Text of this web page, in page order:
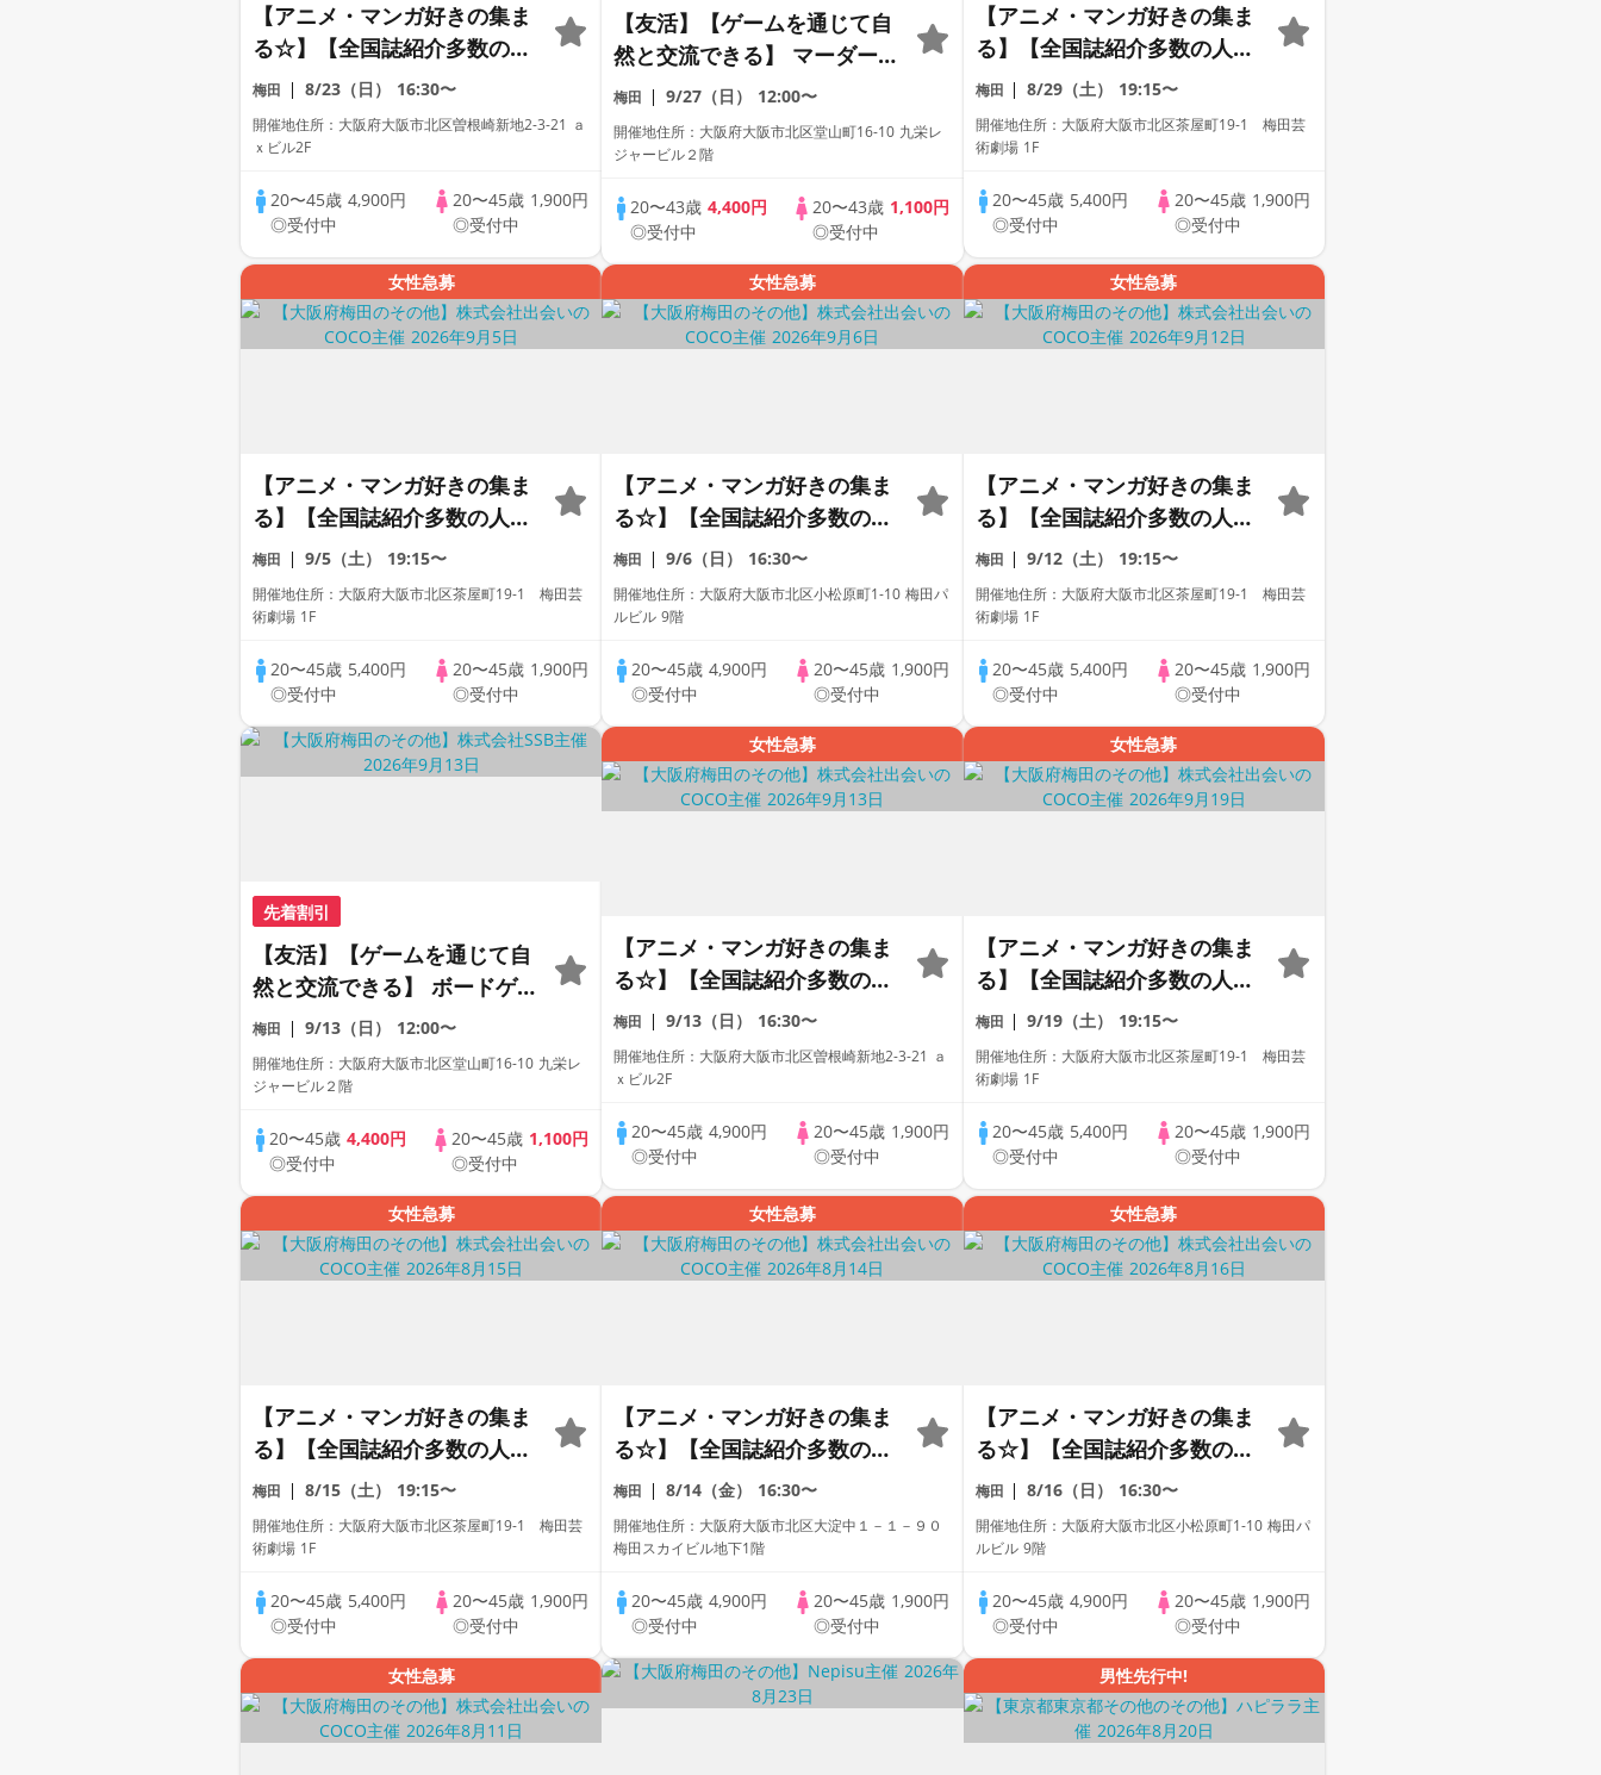
【アニメ・マンガ好きの集ま
る☆】【全国誌紹介多数の人
気街コン☆】【お一人様参加
多数】【友達作り大歓迎】
【新築ダイニング】【本格ド
代で盛り上る♪】【LINE交換
自由・席替え有】
梅田 8/23（日） 16:30〜
開催地住所：大阪府大阪市北区曽根崎新地2-3-21 ａ
ｘビル2F
20〜45歳 4,900円
◎受付中
20〜45歳 1,900円
◎受付中
【友活】【ゲームを通じて自
然と交流できる】 マーダーミ
ステリーとボードゲーム
会 〜開催実績10年の運営会
社が開催〜
梅田 9/27（日） 12:00〜
開催地住所：大阪府大阪市北区堂山町16-10 九栄レ
ジャービル２階
20〜43歳4,400円
◎受付中
20〜43歳 1,100円
◎受付中
【アニメ・マンガ好きの集ま
る】【全国誌紹介多数の人気
街コン】【お一人様参加多
数】【友達作り大歓迎】【占
いの館♪出張占いあり】【芸
製焼き立てパン】【LINE交換
自由・席替え有】
梅田 8/29（土） 19:15〜
開催地住所：大阪府大阪市北区茶屋町19-1 梅田芸
術劇場 1F
20〜45歳 5,400円
◎受付中
20〜45歳 1,900円
◎受付中
女性急募
【アニメ・マンガ好きの集ま
る】【全国誌紹介多数の人気
街コン】【お一人様参加多
数】【友達作り大歓迎】【占
いの館♪出張占いあり】【芸
製焼き立てパン】【LINE交換
自由・席替え有】
梅田 9/5（土） 19:15〜
開催地住所：大阪府大阪市北区茶屋町19-1 梅田芸
術劇場 1F
20〜45歳 5,400円
◎受付中
20〜45歳 1,900円
◎受付中
女性急募
【アニメ・マンガ好きの集ま
る☆】【全国誌紹介多数の人
気街コン】【お一人様参加多
数】【友達作り大歓迎】【新
築ダイニング☆】【本格ドリ
で盛り上る♪】【LINE交換自
由・席替え有】
梅田 9/6（日） 16:30〜
開催地住所：大阪府大阪市北区小松原町1-10 梅田パ
ルビル 9階
20〜45歳 4,900円
◎受付中
20〜45歳 1,900円
◎受付中
女性急募
【アニメ・マンガ好きの集ま
る】【全国誌紹介多数の人気
街コン】【お一人様参加多
数】【友達作り大歓迎】【占
いの館♪出張占いあり】【芸
製焼き立てパン】【LINE交換
自由・席替え有】
梅田 9/12（土） 19:15〜
開催地住所：大阪府大阪市北区茶屋町19-1 梅田芸
術劇場 1F
20〜45歳 5,400円
◎受付中
20〜45歳 1,900円
◎受付中
先着割引
【友活】【ゲームを通じて自
然と交流できる】 ボードゲー
ム会 〜開催実績10年の運営
会社が開催〜
梅田 9/13（日） 12:00〜
開催地住所：大阪府大阪市北区堂山町16-10 九栄レ
ジャービル２階
20〜45歳4,400円
◎受付中
20〜45歳 1,100円
◎受付中
女性急募
【アニメ・マンガ好きの集ま
る☆】【全国誌紹介多数の人
気街コン☆】【お一人様参加
多数】【友達作り大歓迎】
【新築ダイニング】【本格ド
代で盛り上る♪】【LINE交換
自由・席替え有】
梅田 9/13（日） 16:30〜
開催地住所：大阪府大阪市北区曽根崎新地2-3-21 ａ
ｘビル2F
20〜45歳 4,900円
◎受付中
20〜45歳 1,900円
◎受付中
女性急募
【アニメ・マンガ好きの集ま
る】【全国誌紹介多数の人気
街コン】【お一人様参加多
数】【友達作り大歓迎】【占
いの館♪出張占いあり】【芸
製焼き立てパン】【LINE交換
自由・席替え有】
梅田 9/19（土） 19:15〜
開催地住所：大阪府大阪市北区茶屋町19-1 梅田芸
術劇場 1F
20〜45歳 5,400円
◎受付中
20〜45歳 1,900円
◎受付中
女性急募
【アニメ・マンガ好きの集ま
る】【全国誌紹介多数の人気
街コン】【お一人様参加多
数】【友達作り大歓迎】【占
いの館♪出張占いあり】【芸
製焼き立てパン】【LINE交換
自由・席替え有】
梅田 8/15（土） 19:15〜
開催地住所：大阪府大阪市北区茶屋町19-1 梅田芸
術劇場 1F
20〜45歳 5,400円
◎受付中
20〜45歳 1,900円
◎受付中
女性急募
【アニメ・マンガ好きの集ま
る☆】【全国誌紹介多数の人
気街コン☆】【お一人様参加
多数】【友達作り大歓迎】
【スカイビル内】【本格ドリ
で盛り上る♪】【LINE交換自
由・席替え有】
梅田 8/14（金） 16:30〜
開催地住所：大阪府大阪市北区大淀中１－１－９０
梅田スカイビル地下1階
20〜45歳 4,900円
◎受付中
20〜45歳 1,900円
◎受付中
女性急募
【アニメ・マンガ好きの集ま
る☆】【全国誌紹介多数の人
気街コン】【お一人様参加多
数】【友達作り大歓迎】【新
築ダイニング☆】【本格ドリ
で盛り上る♪】【LINE交換自
由・席替え有】
梅田 8/16（日） 16:30〜
開催地住所：大阪府大阪市北区小松原町1-10 梅田パ
ルビル 9階
20〜45歳4,900円
◎受付中
20〜45歳 1,900円
◎受付中
女性急募 男性先行中!